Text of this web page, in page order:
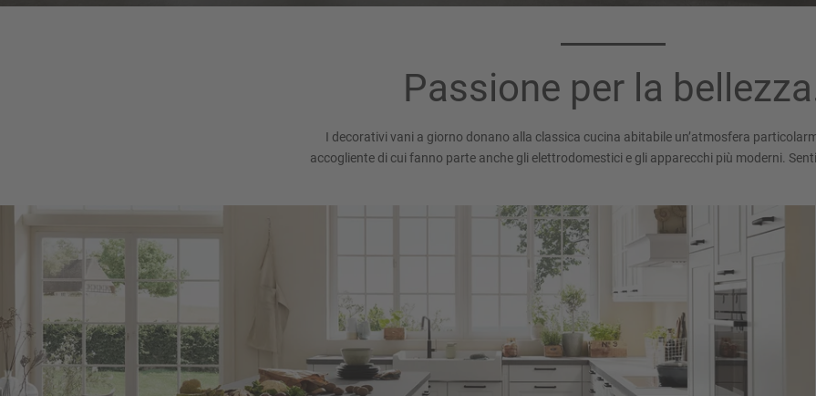
Colore del corpo
193
Bianco alpino
Piano di lavoro
Passione per la
I decorativi vani a giorno donano alla classica cucina abitabile un’atmosfera
accogliente di cui fanno parte anche gli elettrodomestici e gli apparecchi più moderni.